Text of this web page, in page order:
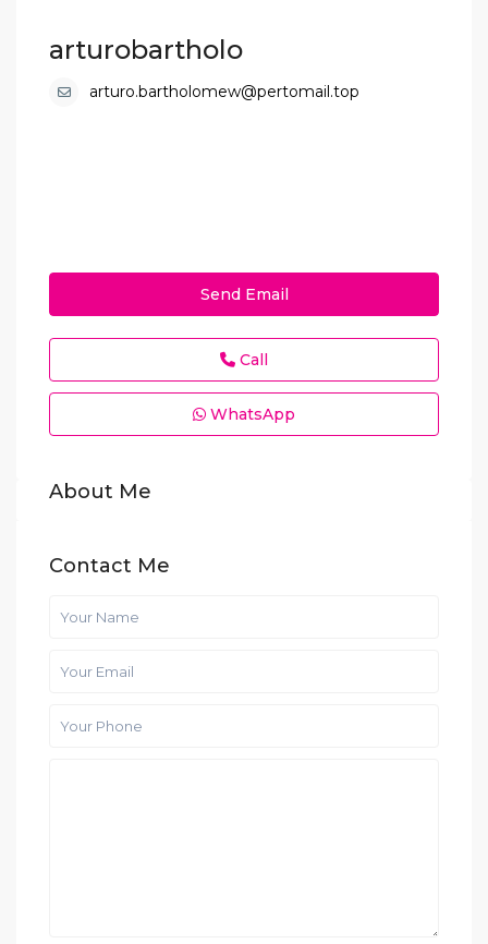
arturobartholo
arturo.bartholomew@pertomail.top
Send Email
Call
WhatsApp
About Me
Contact Me